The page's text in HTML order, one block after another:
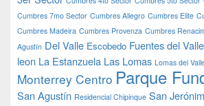
Cumbres 7mo Sector Cumbres Allegro Cumbres Elite
Cumbres Madeira Cumbres Provenza Cumbres
Agustín Del Valle Escobedo Fuentes del Valle
leon La Estanzuela Las Lomas Lomas del
Monterrey Centro Parque
San Agustín Residencial Chipinque San